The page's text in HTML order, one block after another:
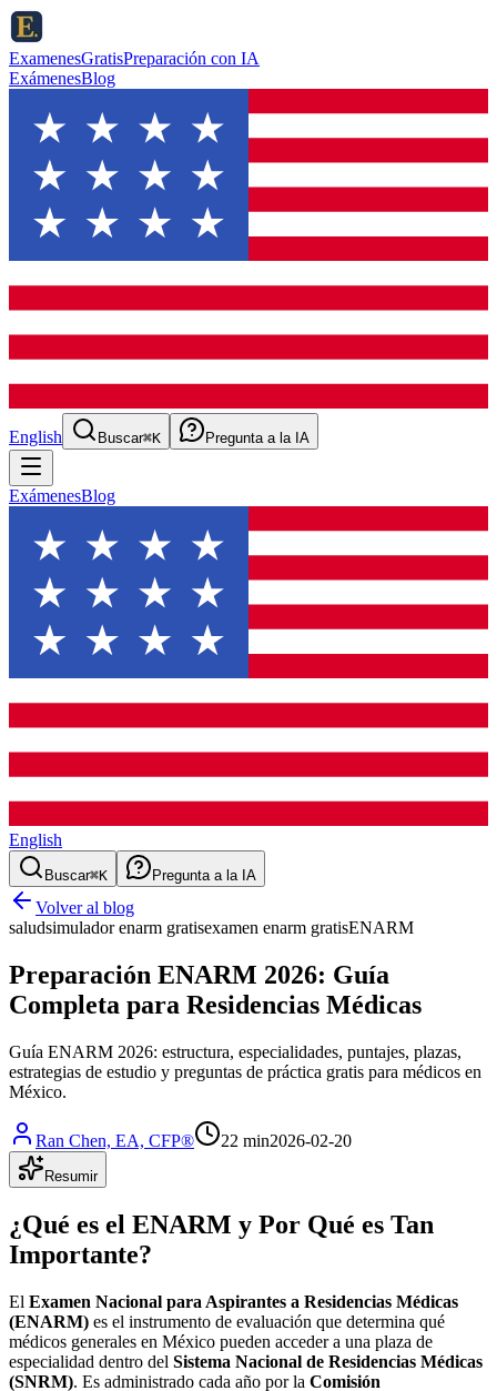
ExamenesGratisPreparación con IA
ExámenesBlog
English Buscar⌘K Pregunta a la IA
ExámenesBlog
English
Buscar⌘K Pregunta a la IA
Volver al blog
saludsimulador enarm gratisexamen enarm gratisENARM
Preparación ENARM 2026: Guía
Completa para Residencias Médicas
Guía ENARM 2026: estructura, especialidades, puntajes, plazas,
estrategias de estudio y preguntas de práctica gratis para médicos en
México.
Ran Chen, EA, CFP® 22 min2026-02-20
Resumir
¿Qué es el ENARM y Por Qué es Tan
Importante?
El Examen Nacional para Aspirantes a Residencias Médicas
(ENARM) es el instrumento de evaluación que determina qué
médicos generales en México pueden acceder a una plaza de
especialidad dentro del Sistema Nacional de Residencias Médicas
(SNRM). Es administrado cada año por la Comisión